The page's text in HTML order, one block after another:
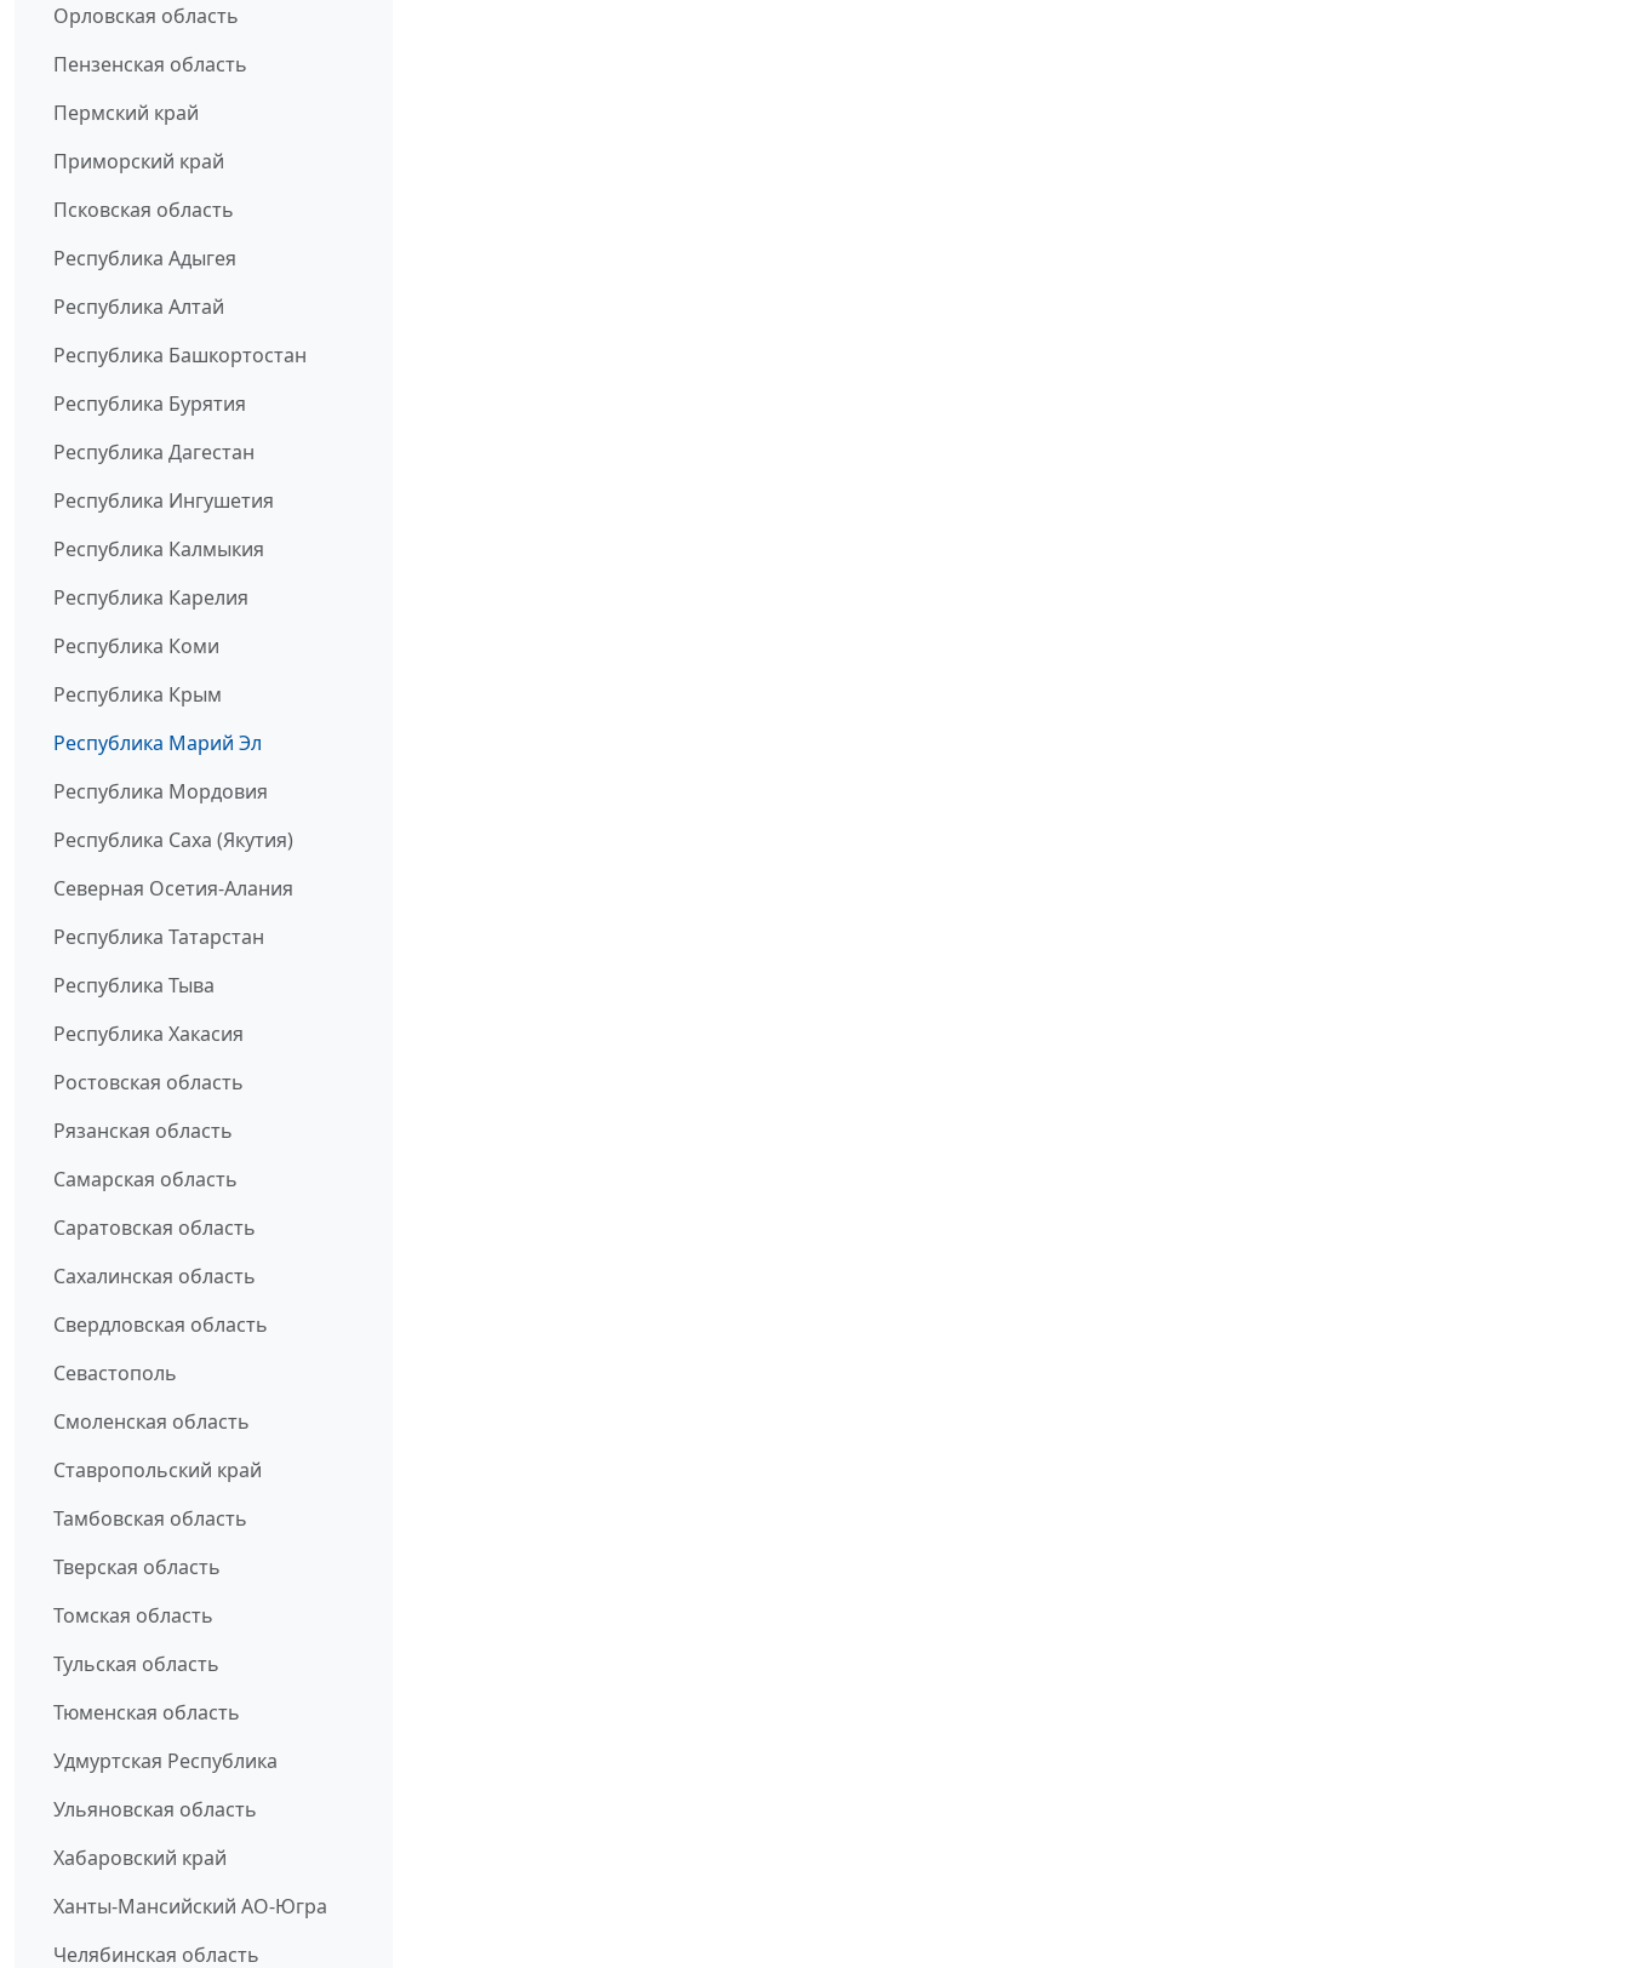
Орловская область
Пензенская область
Пермский край
Приморский край
Псковская область
Республика Адыгея
Республика Алтай
Республика Башкортостан
Республика Бурятия
Республика Дагестан
Республика Ингушетия
Республика Калмыкия
Республика Карелия
Республика Коми
Республика Крым
Республика Марий Эл
Республика Мордовия
Республика Саха (Якутия)
Северная Осетия-Алания
Республика Татарстан
Республика Тыва
Республика Хакасия
Ростовская область
Рязанская область
Самарская область
Саратовская область
Сахалинская область
Свердловская область
Севастополь
Смоленская область
Ставропольский край
Тамбовская область
Тверская область
Томская область
Тульская область
Тюменская область
Удмуртская Республика
Ульяновская область
Хабаровский край
Ханты-Мансийский АО-Югра
Челябинская область